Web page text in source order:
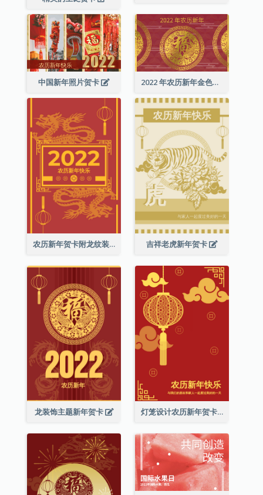
中国新年照片贺卡 2022 年农历新年金色贺卡
农历新年贺卡附龙纹装饰 吉祥老虎新年贺卡
龙装饰主题新年贺卡 灯笼设计农历新年贺卡